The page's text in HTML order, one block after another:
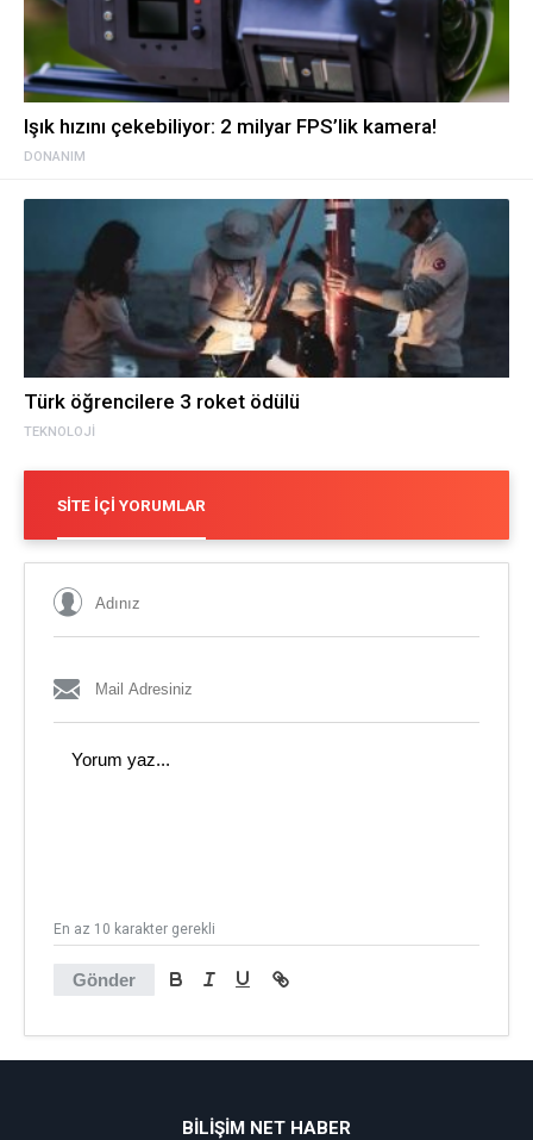
DONANIM
Işık hızını çekebiliyor: 2 milyar FPS’lik kamera!
TEKNOLOJI
Türk öğrencilere 3 roket ödülü
SITE İÇI YORUMLAR
Gönder
En az 10 karakter gerekli
BİLİŞİM NET HABER